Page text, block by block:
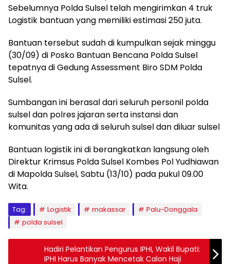
Sebelumnya Polda Sulsel telah mengirimkan 4 truk
Logistik bantuan yang memiliki estimasi 250 juta.
Bantuan tersebut sudah di kumpulkan sejak minggu
(30/09) di Posko Bantuan Bencana Polda Sulsel
tepatnya di Gedung Assessment Biro SDM Polda
Sulsel.
Sumbangan ini berasal dari seluruh personil polda
sulsel dan polres jajaran serta instansi dan
komunitas yang ada di seluruh sulsel dan diluar sulsel
Bantuan logistik ini di berangkatkan langsung oleh
Direktur Krimsus Polda Sulsel Kombes Pol Yudhiawan
di Mapolda Sulsel, Sabtu (13/10) pada pukul 09.00
Wita.
Tag: Logistik makassar
Palu-Donggala
polda sulsel
Hadiri Pelantikan Pengurus IPHI, Wakil Bupati:
IPHI Harus Banyak Mencetak Calon Haji